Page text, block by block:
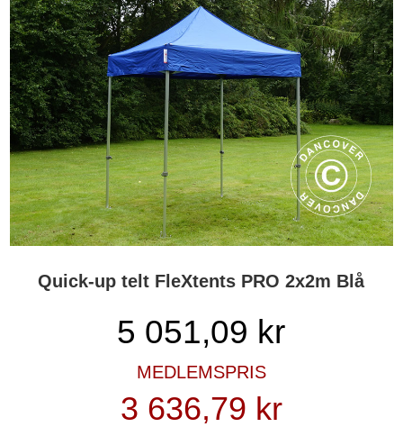
Quick-up telt FleXtents PRO 2x2m Blå
5 051,09 kr
MEDLEMSPRIS
3 636,79 kr